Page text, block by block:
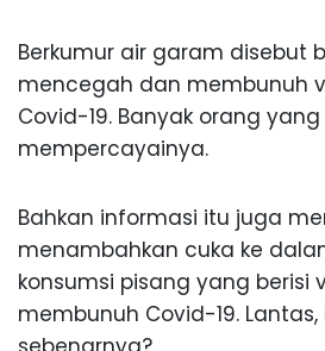
Berkumur air garam disebut
mencegah dan membunuh
Covid-19. Banyak orang yang
mempercayainya.
Bahkan informasi itu juga
menambahkan cuka ke
konsumsi pisang yang berisi
membunuh Covid-19.